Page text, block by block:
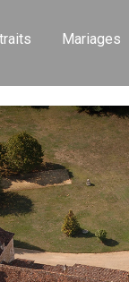
Mariages